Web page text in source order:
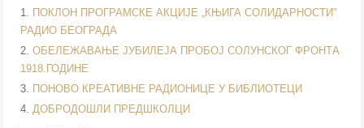
ПОКЛОН ПРОГРАМСКЕ АКЦИЈЕ „КЊИГА СОЛИДАРНОСТИ"
РАДИО БЕОГРАДА
ОБЕЛЕЖАВАЊЕ ЈУБИЛЕЈА ПРОБОЈ СОЛУНСКОГ ФРОНТА
1918.ГОДИНЕ
ПОНОВО КРЕАТИВНЕ РАДИОНИЦЕ У БИБЛИОТЕЦИ
ДОБРОДОШЛИ ПРЕДШКОЛЦИ